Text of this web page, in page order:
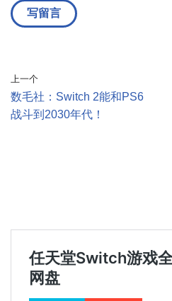
上一个
数毛社：Switch 2能和PS6
战斗到2030年代！